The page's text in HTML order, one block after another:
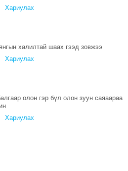
Хариулах
халилтай шаах гээд зовжээ
Хариулах
олон гэр бүл олон зуун саяаараа
Хариулах